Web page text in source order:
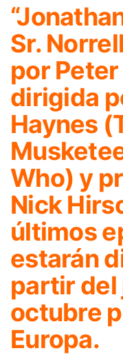
Sr.
por
dirigida
Haynes
Who) y
Nick
últimos
estarán
partir del
octubre
Europa.